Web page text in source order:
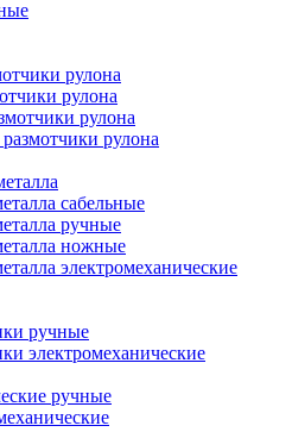
рулона
рулона
рулона
рулона
сабельные
ручные
ножные
электромеханические
ручные
электромеханические
ручные